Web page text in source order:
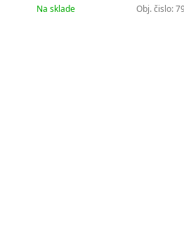
Na sklade
Obj. čislo: